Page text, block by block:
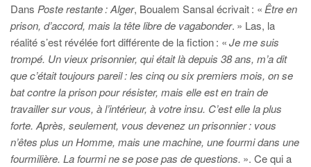
Dans Poste restante : Alger, Boualem Sansal écrivait : « Être en
prison, d’accord, mais la tête libre de vagabonder. » Las, la
réalité s’est révélée fort différente de la fiction : «Je me suis
trompé. Un vieux prisonnier, qui était là depuis 38 ans, m’a dit
que c’était toujours pareil : les cinq ou six premiers mois, on se
bat contre la prison pour résister, mais elle est en train de
travailler sur vous, à l’intérieur, à votre insu. C’est elle la plus
forte. Après, seulement, vous devenez un prisonnier : vous
n’êtes plus un Homme, mais une machine, une fourmi dans une
fourmilière. La fourmi ne se pose pas de questions. ». Ce qui a